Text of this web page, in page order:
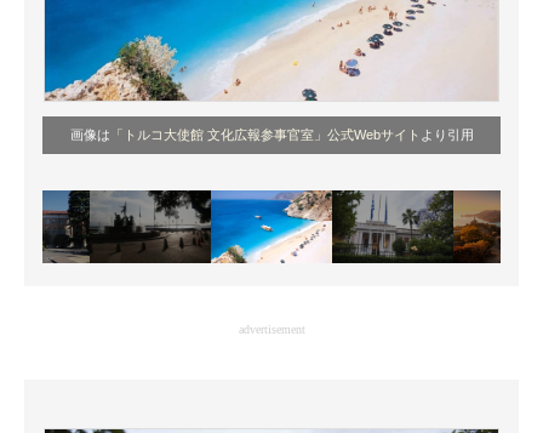
画像は 「トルコ大使館 文化広報参事官室」公式Webサイト より引用
advertisement